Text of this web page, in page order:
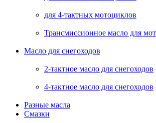
для 4-тактных мотоциклов
Трансмиссионное масло для
Масло для снегоходов
2-тактное масло для снегоходов
4-тактное масло для снегоходов
Разные масла
Смазки